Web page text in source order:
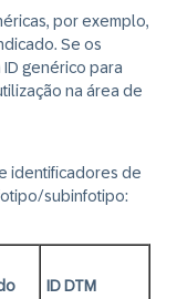
por exemplo,
Se os
genérico para
na área de
identificadores de
subinfotipo:
ID DTM